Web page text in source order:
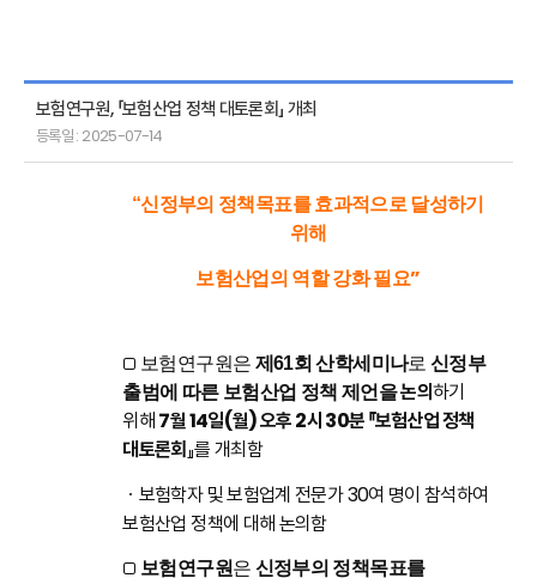
보험연구원, 「보험산업 정책 대토론회」 개최
등록일 : 2025-07-14
“신정부의 정책목표를 효과적으로 달성하기
위해
보험산업의 역할 강화 필요”
□ 보험연구원은 제61회 산학세미나로 신정부
출범에 따른 보험산업 정책 제언을논의하기
위해7월 14일(월) 오후 2시 30분 『보험산업 정책
대토론회』를 개최함
ㆍ보험학자 및 보험업계 전문가 30여 명이 참석하여
보험산업 정책에 대해 논의함
□ 보험연구원은 신정부의 정책목표를